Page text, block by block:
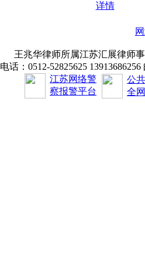
详情
王兆华律师所属江苏汇展律师
电话：0512-52825625
江苏网络警
察报警平台
公
全